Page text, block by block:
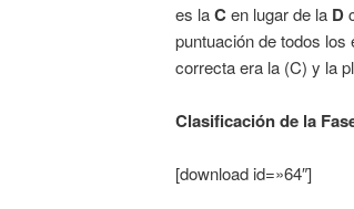
es laCen lugar de la D
puntuación de todos los
correcta era la (C) y la
Clasificación de la
[download id=»64″]